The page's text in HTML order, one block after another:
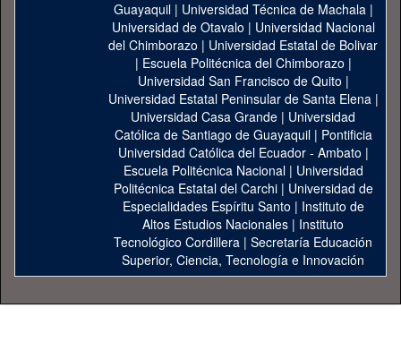
Guayaquil| Universidad Técnica de Machala|
Universidad de Otavalo | Universidad Nacional
del Chimborazo | Universidad Estatal de Bolivar
| Escuela Politécnica del Chimborazo |
Universidad San Francisco de Quito |
Universidad Estatal Peninsular de Santa Elena|
Universidad Casa Grande | Universidad
Católica de Santiago de Guayaquil| Pontificia
Universidad Católica del Ecuador - Ambato |
Escuela Politécnica Nacional| Universidad
Politécnica Estatal del Carchi| Universidad de
Especialidades Espíritu Santo | Instituto de
Altos Estudios Nacionales | Instituto
Tecnológico Cordillera | Secretaría Educación
Superior, Ciencia, Tecnología e Innovación